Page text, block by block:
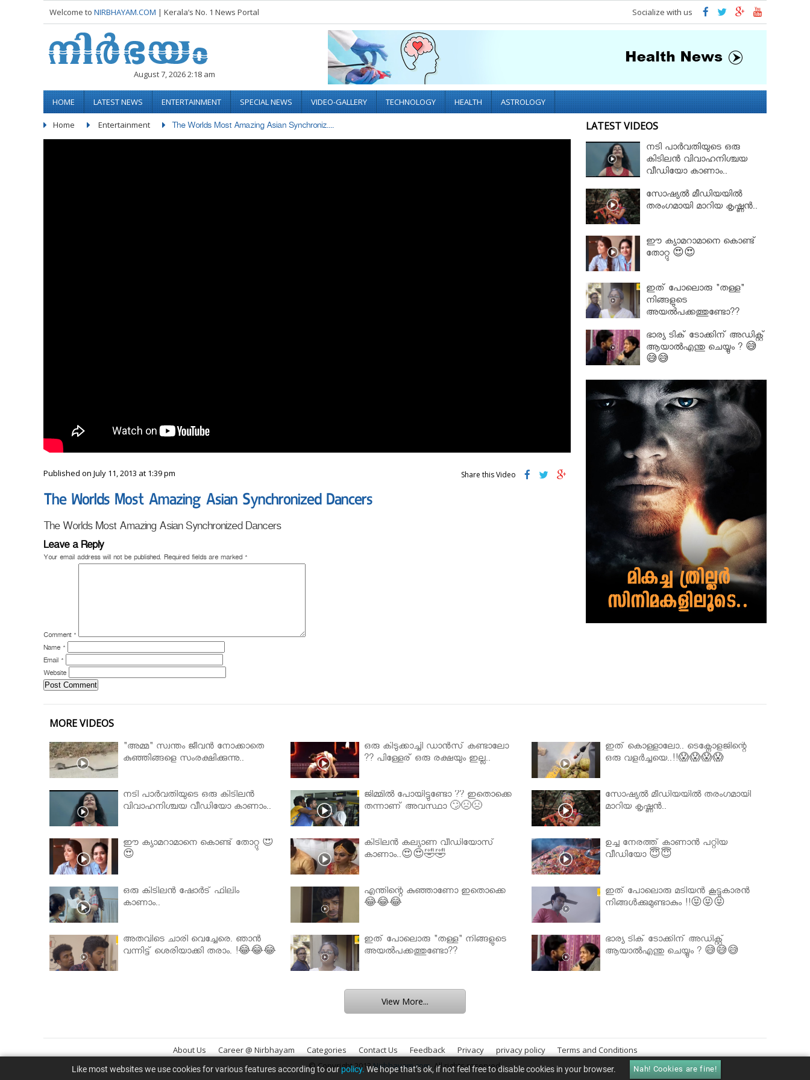
Welcome to NIRBHAYAM.COM | Kerala’s No. 1 News Portal Socialize with us
August 7, 2026 2:18 am
HOME LATEST NEWS ENTERTAINMENT SPECIAL NEWS VIDEO-GALLERY TECHNOLOGY HEALTH ASTROLOGY
Home Entertainment The Worlds Most Amazing Asian Synchroniz....
Published on July 11, 2013 at 1:39 pm Share this Video
The Worlds Most Amazing Asian Synchronized Dancers
The Worlds Most Amazing Asian Synchronized Dancers
Leave a Reply
Your email address will not be published. Required fields are marked *
Comment *
Name *
Email *
Website
LATEST VIDEOS
നടി പാർവതിയുടെ ഒരു
കിടിലൻ വിവാഹനിശ്ചയ
വീഡിയോ കാണാം..
സോഷ്യൽ മീഡിയയിൽ
തരംഗമായി മാറിയ കൃഷ്ണൻ..
ഈ ക്യാമറാമാനെ കൊണ്ട്
തോറ്റു 😍😍
ഇത് പോലൊരു "തള്ള"
നിങ്ങളുടെ
അയല്‍പക്കത്തുണ്ടോ??
ഭാര്യ ടിക് ടോക്കിന് അഡിക്റ്റ്
ആയാൽഎന്തു ചെയ്യും ? 😅
😅😅
MORE VIDEOS
"അമ്മ" സ്വന്തം ജീവൻ നോക്കാതെ
കുഞ്ഞിങ്ങളെ സംരക്ഷിക്കുന്നു..
ഒരു കിടുക്കാച്ചി ഡാൻസ് കണ്ടാലോ
?? പിള്ളേര് ഒരു രക്ഷയും ഇല്ല..
ഇത് കൊള്ളാലോ.. ടെക്നോളജിന്റെ
ഒരു വളർച്ചയെ..!!😱😱😱😱
നടി പാർവതിയുടെ ഒരു കിടിലൻ
വിവാഹനിശ്ചയ വീഡിയോ കാണാം..
ജിമ്മിൽ പോയിട്ടുണ്ടോ ?? ഇതൊക്കെ
തന്നാണ് അവസ്ഥാ 🙄😣😣
സോഷ്യൽ മീഡിയയിൽ തരംഗമായി
മാറിയ കൃഷ്ണൻ..
ഈ ക്യാമറാമാനെ കൊണ്ട് തോറ്റു 😍
😍
കിടിലൻ കല്യാണ വീഡിയോസ്
കാണാം..😍😍🤣🤣
ഉച്ച നേരത്ത് കാണാൻ പറ്റിയ
വീഡിയോ 😇😇
ഒരു കിടിലൻ ഷോർട് ഫിലിം
കാണാം..
എന്തിന്റെ കുഞ്ഞാണോ ഇതൊക്കെ
😂😂😂
ഇത് പോലൊരു മടിയൻ കൂട്ടുകാരൻ
നിങ്ങൾക്കുമുണ്ടാകും !!😝😝😝
അതവിടെ ചാരി വെച്ചേരെ. ഞാൻ
വന്നിട്ട് ശെരിയാക്കി തരാം. !😂😂😂
ഇത് പോലൊരു "തള്ള" നിങ്ങളുടെ
അയല്‍പക്കത്തുണ്ടോ??
ഭാര്യ ടിക് ടോക്കിന് അഡിക്റ്റ്
ആയാൽഎന്തു ചെയ്യും ? 😅😅😅
View More...
About Us Career @ Nirbhayam Categories Contact Us Feedback Privacy privacy policy
Terms and Conditions
© Copyright 2013Nirbhayam.com. All rights reserved.
Like most websites we use cookies for various features according to ourpolicy.We hope that’s ok, if not feel free to disable cookies in your browser. Nah! Cookies are fine!